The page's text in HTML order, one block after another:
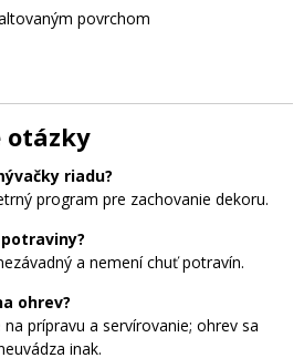
povrchom
otázky
riadu?
program pre zachovanie dekoru.
a nemení chuť potravín.
ohrev?
prípravu a servírovanie; ohrev sa
inak.